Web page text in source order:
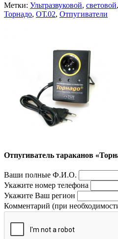
Метки: Ультразвуковой, световой,
Торнадо, ОТ.02, Отпугиватели
Отпугиватель тараканов
Ваши полные Ф.И.О.
Укажите номер телефона
Укажите Ваш регион
Комментарий (при